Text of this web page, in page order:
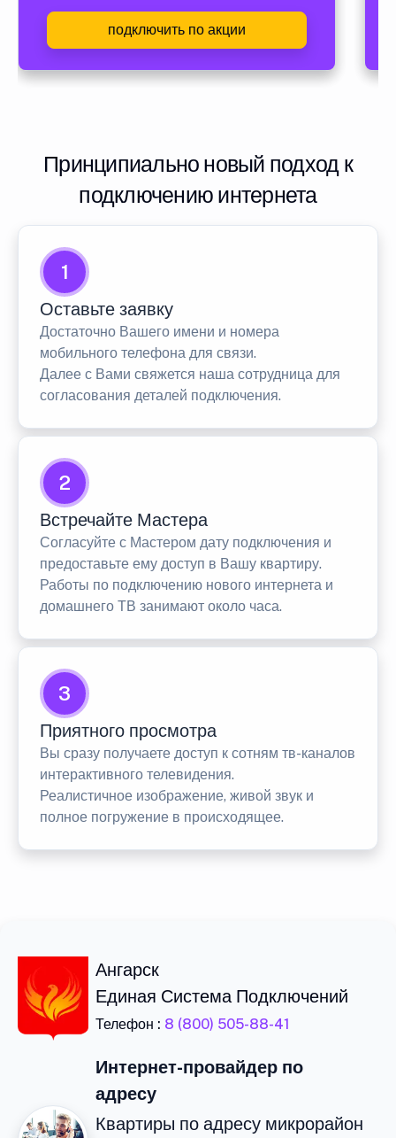
подключить по акции
Принципиально новый подход к
подключению интернета
1
Оставьте заявку
Достаточно Вашего имени и номера
мобильного телефона для связи.
Далее с Вами свяжется наша сотрудница для
согласования деталей подключения.
2
Встречайте Мастера
Согласуйте с Мастером дату подключения и
предоставьте ему доступ в Вашу квартиру.
Работы по подключению нового интернета и
домашнего ТВ занимают около часа.
3
Приятного просмотра
Вы сразу получаете доступ к сотням тв-каналов
интерактивного телевидения.
Реалистичное изображение, живой звук и
полное погружение в происходящее.
Ангарск
Единая Система Подключений
Телефон : 8 (800) 505-88-41
Интернет-провайдер по
адресу
Квартиры по адресу микрорайон